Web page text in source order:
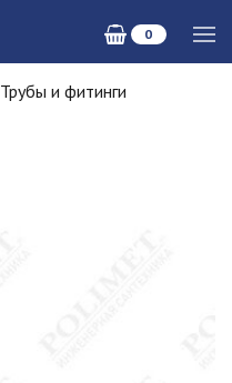
0
Трубы и фитинги